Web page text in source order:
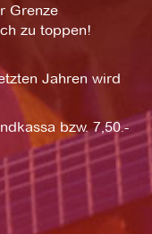
Grenze
zu toppen!
Jahren wird
bzw. 7,50.-